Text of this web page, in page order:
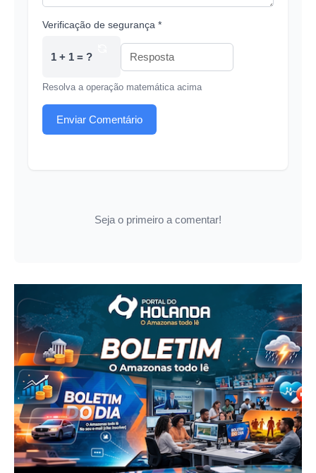
Verificação de segurança *
1 + 1 = ?
Resolva a operação matemática acima
Enviar Comentário
Seja o primeiro a comentar!